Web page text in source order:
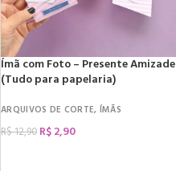
Ímã com Foto – Presente Amizade
(Tudo para papelaria)
ARQUIVOS DE CORTE, ÍMÃS
R$12,90 R$2,90